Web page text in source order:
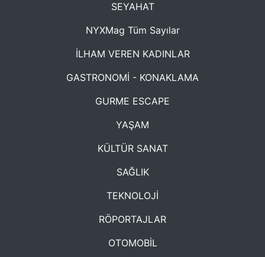
SEYAHAT
NYXMag Tüm Sayılar
İLHAM VEREN KADINLAR
GASTRONOMİ - KONAKLAMA
GURME ESCAPE
YAŞAM
KÜLTÜR SANAT
SAĞLIK
TEKNOLOJİ
RÖPORTAJLAR
OTOMOBİL